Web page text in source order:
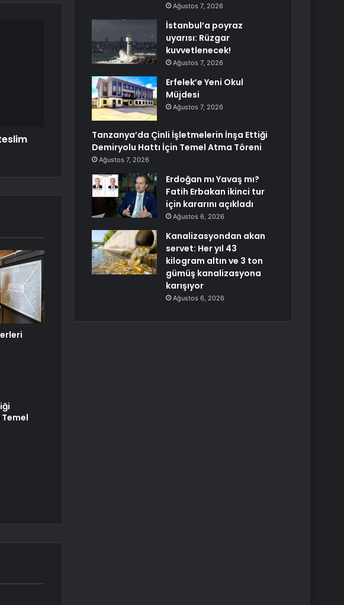
Ağustos 7, 2026
İstanbul’a poyraz
uyarısı: Rüzgar
kuvvetlenecek!
Ağustos 7, 2026
Erfelek’e Yeni Okul
Müjdesi
Ağustos 7, 2026
Tanzanya’da Çinli İşletmelerin İnşa Ettiği
Demiryolu Hattı İçin Temel Atma Töreni
Ağustos 7, 2026
Erdoğan mı Yavaş mı?
Fatih Erbakan ikinci tur
için kararını açıkladı
Ağustos 6, 2026
Kanalizasyondan akan
servet: Her yıl 43
kilogram altın ve 3 ton
gümüş kanalizasyona
karışıyor
Ağustos 6, 2026